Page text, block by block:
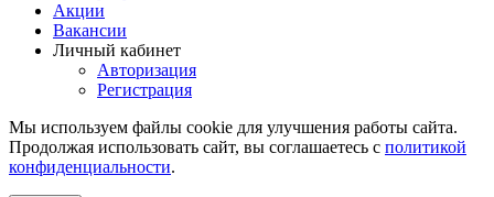
Акции
Вакансии
Личный кабинет
Авторизация
Регистрация
Мы используем файлы cookie для улучшения работы сайта.
Продолжая использовать сайт, вы соглашаетесь с политикой
конфиденциальности.